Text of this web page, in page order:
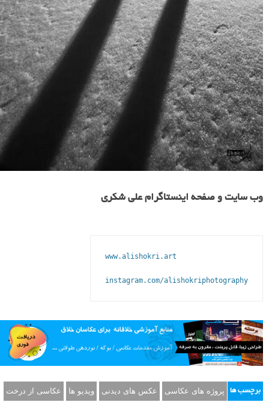
وب سایت و صفحه اینستاگرام علی شکری
www.alishokri.art
instagram.com/alishokriphotography
برچسب ها پروژه های عکاسی عکس های دیدنی ویدیو ها عکاسی از درخت